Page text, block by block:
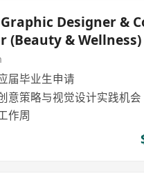
Designer &
(Beauty & Wellness)
届毕业生申请
意策略与视觉设计实践机会
作周